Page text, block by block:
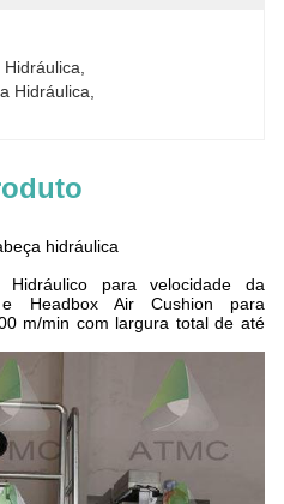
Hidráulica
hidráulica
Hidráulico para velocidade da
Headbox Air Cushion para
m/min com largura total de até